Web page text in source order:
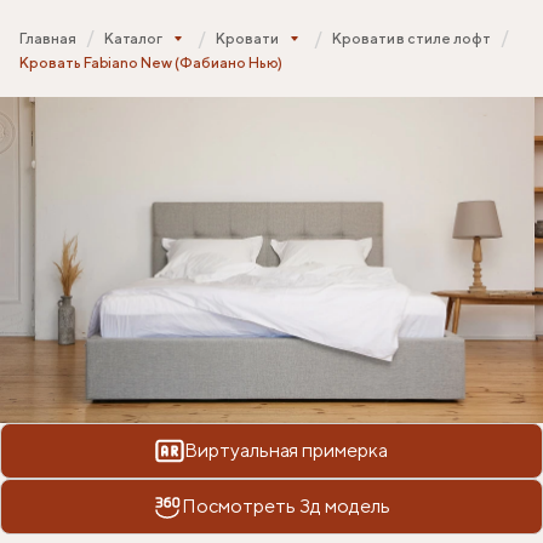
Главная Каталог Кровати
Кровати в стиле лофт
Кровать Fabiano New (Фабиано Нью)
Виртуальная примерка
Посмотреть 3д модель